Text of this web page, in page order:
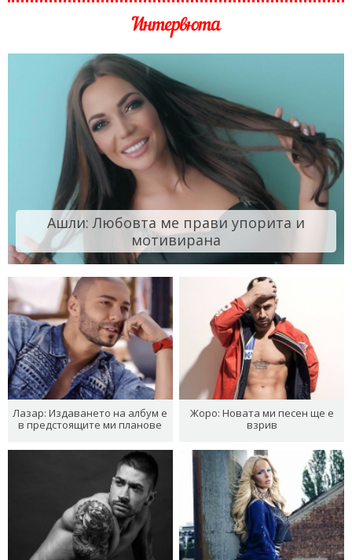
Интервюта
Ашли: Любовта ме прави упорита и
мотивирана
Лазар: Издаването на албум е
в предстоящите ми планове
Жоро: Новата ми песен ще е
взрив